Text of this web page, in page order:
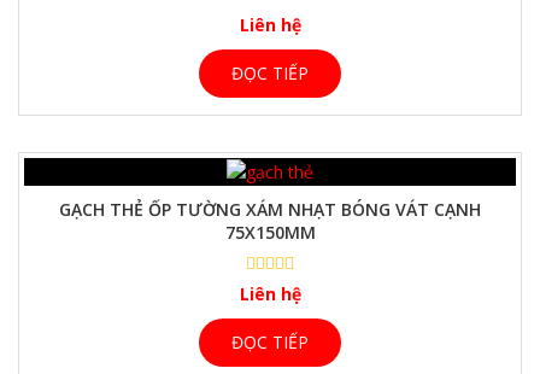
Liên hệ
ĐỌC TIẾP
GẠCH THẺ ỐP TƯỜNG XÁM NHẠT BÓNG VÁT CẠNH
75X150MM
Liên hệ
ĐỌC TIẾP